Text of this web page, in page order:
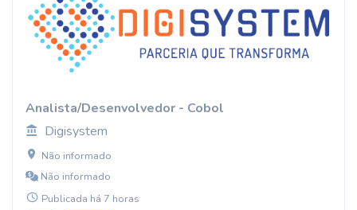
Analista/Desenvolvedor - Cobol
Digisystem
Não informado
Não informado
Publicada há 7 horas